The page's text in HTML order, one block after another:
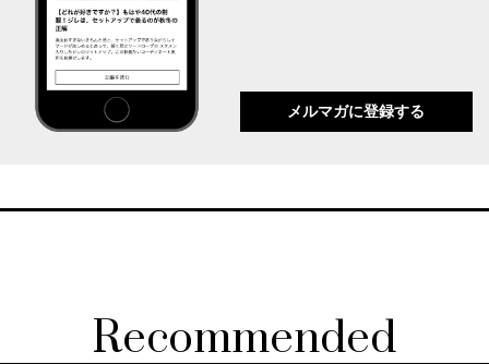
メルマガに登録する
Recommended